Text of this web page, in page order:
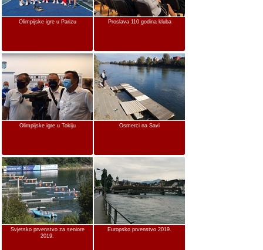
Olimpijske igre u Parizu Proslava 110 godina kluba
Olimpijske igre u Tokiju Osmerci na Savi
Svjetsko prvenstvo za seniore
2019.
Europsko prvenstvo 2019.